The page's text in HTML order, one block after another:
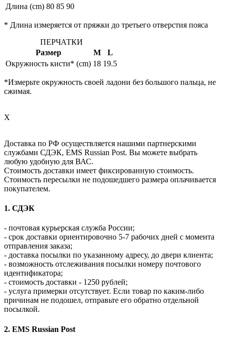
Длина (cm) 80 85 90
* Длина измеряется от пряжки до третьего отверстия пояса
ПЕРЧАТКИ
Размер
M
L
Окружность кисти* (cm) 18 19.5
*Измерьте окружность своей ладони без большого пальца, не
сжимая.
X
Доставка по РФ осуществляется нашими партнерскими
службами СДЭК, EMS Russian Post. Вы можете выбрать
любую удобную для ВАС.
Стоимость доставки имеет фиксированную стоимость.
Стоимость пересылки не подошедшего размера оплачивается
покупателем.
1. СДЭК
- почтовая курьерская служба России;
- срок доставки ориентировочно 5-7 рабочих дней с момента
отправления заказа;
- доставка посылки по указанному адресу, до двери клиента;
- возможность отслеживания посылки номеру почтового
идентификатора;
- стоимость доставки - 1250 рублей;
- услуга примерки отсутствует. Если товар по каким-либо
причинам не подошел, отправьте его обратно отдельной
посылкой.
2. EMS Russian Post